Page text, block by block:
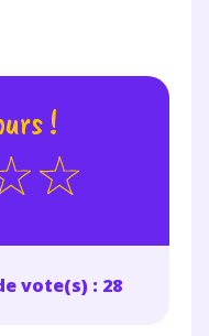
!
vote(s) : 28
adresse e-mail. En
à ce que vos
par SEJER, sous
puisse vous donner
24h. Pour en
personnelles et
notre
de